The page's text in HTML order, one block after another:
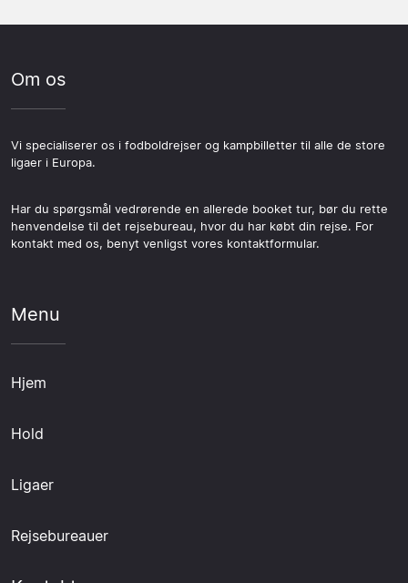
Om os
Vi specialiserer os i fodboldrejser og kampbilletter til alle de store
ligaer i Europa.
Har du spørgsmål vedrørende en allerede booket tur, bør du rette
henvendelse til det rejsebureau, hvor du har købt din rejse. For
kontakt med os, benyt venligst vores kontaktformular.
Menu
Hjem
Hold
Ligaer
Rejsebureauer